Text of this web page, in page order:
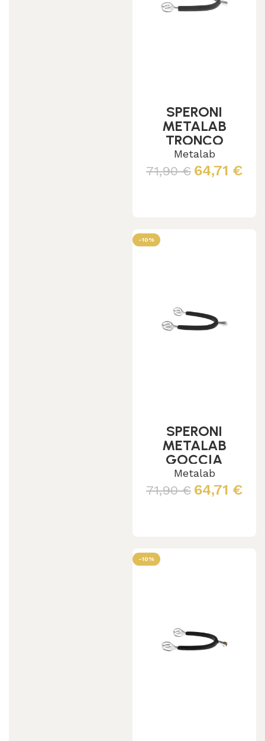
SPERONI
METALAB
TRONCO
C/GOMMA
Metalab
71,90€ 64,71 €
-10%
SPERONI
METALAB
GOCCIA
C/GOMMA
Metalab
71,90€ 64,71 €
-10%